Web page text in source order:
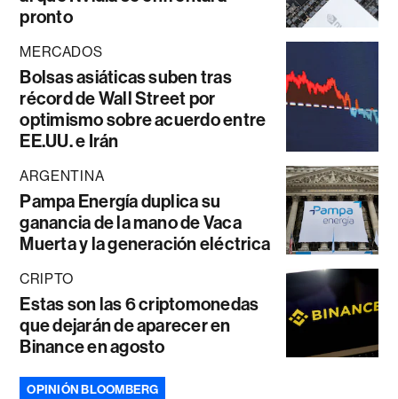
pronto
MERCADOS
Bolsas asiáticas suben tras
récord de Wall Street por
optimismo sobre acuerdo entre
EE.UU. e Irán
ARGENTINA
Pampa Energía duplica su
ganancia de la mano de Vaca
Muerta y la generación eléctrica
CRIPTO
Estas son las 6 criptomonedas
que dejarán de aparecer en
Binance en agosto
OPINIÓN BLOOMBERG